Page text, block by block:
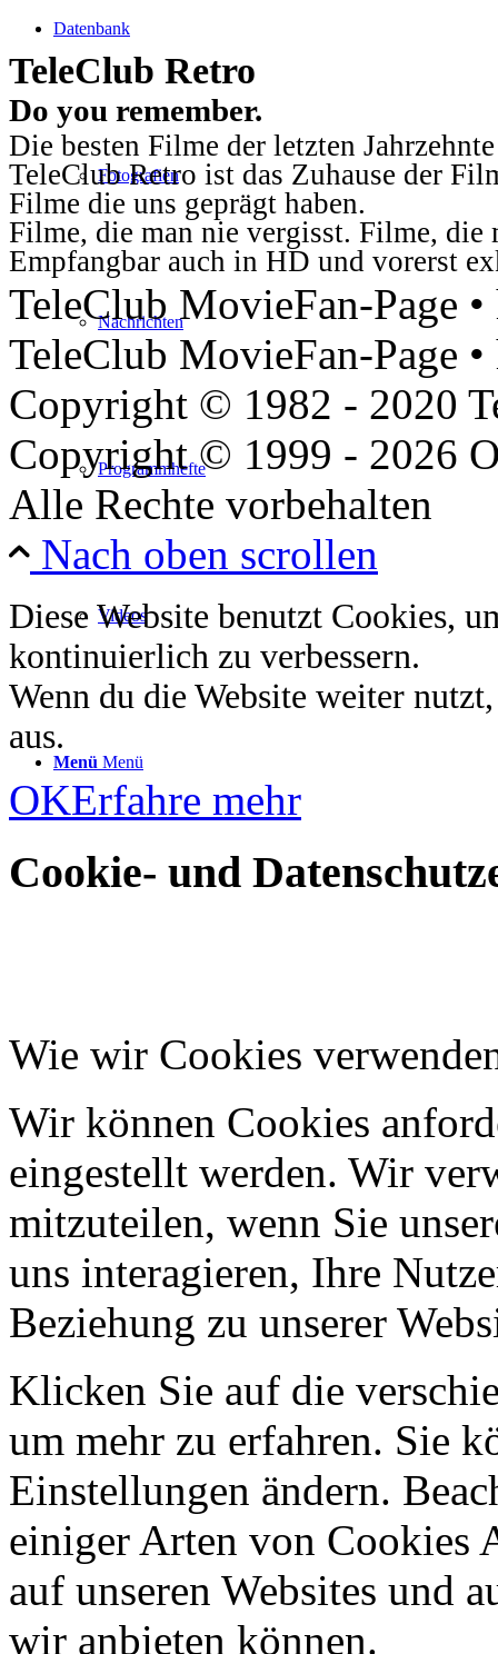
Datenbank
Fotografien
Nachrichten
Programmhefte
Videos
Menü Menü
TeleClub Retro
Do you remember.
Die besten Filme der letzten
TeleClub Retro ist das Zuhause der
Filme die uns geprägt haben.
Filme, die man nie vergisst. Filme, die
Empfangbar auch in HD und vorerst
TeleClub MovieFan-Page
TeleClub MovieFan-Page
Copyright © 1982 - 2020
Copyright © 1999 - 2026
Alle Rechte vorbehalten
Nach oben scrollen
Diese Website benutzt Cookies,
kontinuierlich zu verbessern.
Wenn du die Website weiter
aus.
OKErfahre mehr
Cookie- und
Wie wir Cookies
Wir können Cookies
eingestellt werden. Wir
mitzuteilen, wenn Sie
uns interagieren, Ihre
Beziehung zu unserer
Klicken Sie auf die
um mehr zu erfahren. Sie
Einstellungen ändern.
einiger Arten von Cookies
auf unseren Websites und
wir anbieten können.